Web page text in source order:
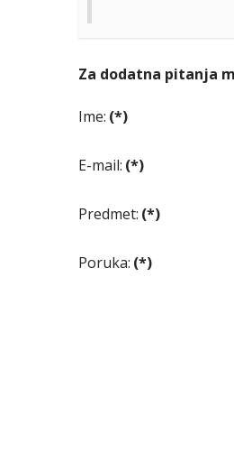
Za dodatna pitanja
Ime: (*)
E-mail: (*)
Predmet: (*)
Poruka: (*)